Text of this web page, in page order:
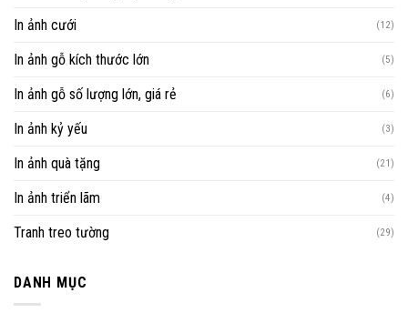
In ảnh cưới (12)
In ảnh gỗ kích thước lớn (5)
In ảnh gỗ số lượng lớn, giá rẻ (6)
In ảnh kỷ yếu (3)
In ảnh quà tặng (21)
In ảnh triển lãm (4)
Tranh treo tường (29)
DANH MỤC